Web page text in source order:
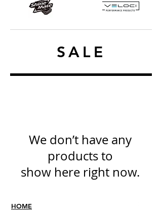
SALE
We don’t have any
products to
show here right now.
HOME